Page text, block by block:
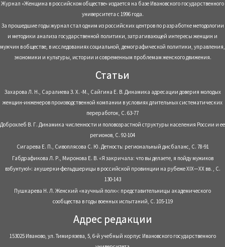
Журнал «Женщина в российском обществе» издается на базе Ивановского государственного
университета с 1996 года.
За прошедшие годы журнал стал одним из российских центров по разработке методологии
и методики анализа государственной политики, затрагивающей интересы женщин и
мужчин в обществе, в исследованиях социальной, демографической политики, управления,
экономики и культуры, истории и современным проблемам женского движения.
Статьи
Захарова Л. Н., Саралиева З. Х. -М., Сайгина Е. В. Динамика адресации доверия молодых
женщин-инженеров производственной компании в условиях длительных систематических
переработок, С. 63-77
Доброхлеб В. Г. Динамика численности и половозрастной структуры населения России и ее
регионов, С. 92-104
Сигарева Е. П., Сивоплясова С. Ю. Детность: региональный дисбаланс, С. 78-91
Габдрафикова Л. Р., Миронова Е. В. «Я закричала: что вы делаете, я пойду мужиков
взбунтую!»: акушерки-фельдшерицы в российской провинции на рубеже XIX—XX вв. , С.
130-143
Пушкарева Н. Л. Женский «научный полк»: представительницы академического
сообщества в годы военных испытаний, С. 105-119
Адрес редакции
153025 Иваново, ул. Тимирязева, 5, 6-й учебный корпус Ивановского государственного